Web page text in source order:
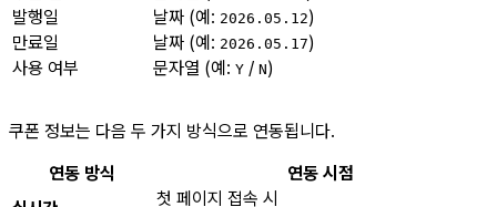
발행일
날짜 (예: 2026.05.12)
만료일
날짜 (예: 2026.05.17)
사용 여부
문자열 (예: Y / N)
쿠폰 정보는 다음 두 가지 방식으로 연동됩니다.
연동 방식
연동 시점
첫 페이지 접속 시